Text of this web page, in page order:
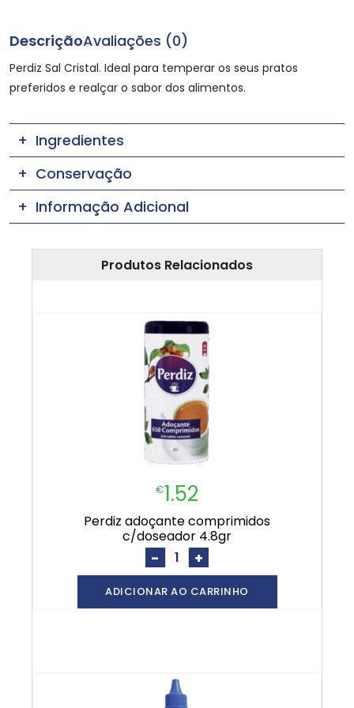
DescriçãoAvaliações (0)
Perdiz Sal Cristal. Ideal para temperar os seus pratos
preferidos e realçar o sabor dos alimentos.
Ingredientes
Conservação
Informação Adicional
Produtos Relacionados
€1.52
perdiz adoçante comprimidos
c/doseador 4.8gr
- +
ADICIONAR AO CARRINHO